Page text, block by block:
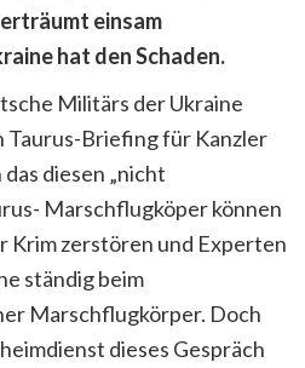
einsam
hat den Schaden.
Militärs der Ukraine
Taurus-Briefing für Kanzler
diesen „nicht
Marschflugköper können
Krim zerstören und Experten
ständig beim
Marschflugkörper. Doch
dieses Gespräch